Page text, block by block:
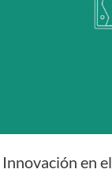
Innovación en